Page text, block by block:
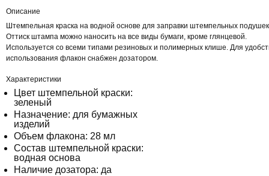
Описание
Штемпельная краска на водной основе для заправки штемпельных
Оттиск штампа можно наносить на все виды бумаги, кроме глянцевой.
Используется со всеми типами резиновых и полимерных клише. Для
использования флакон снабжен дозатором.
Характеристики
Цвет штемпельной краски:
зеленый
Назначение: для бумажных
изделий
Объем флакона: 28 мл
Состав штемпельной краски:
водная основа
Наличие дозатора: да